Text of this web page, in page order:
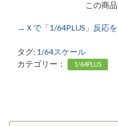
この商
→Ｘで「1/64PLUS」反応を
タグ: 1/64スケール
カテゴリー：
1/64PLUS